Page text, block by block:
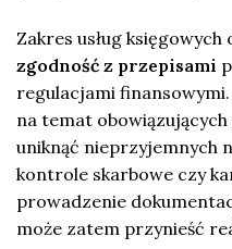
Zakres usług
zgodność z przepisami
regulacjami
na temat
uniknąć nieprzyjemnych
kontrole skarbowe czy
prowadzenie
może zatem przynieść